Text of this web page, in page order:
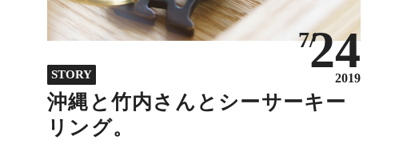
STORY
7/24
2019
沖縄と竹内さんとシーサーキー
リング。